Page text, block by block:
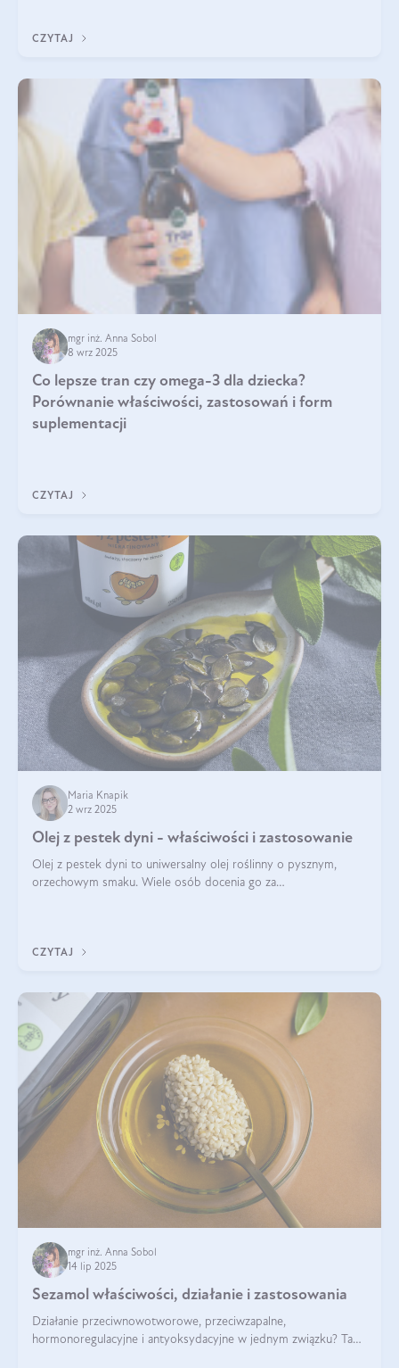
bardziej biodostępny
CZYTAJ
mgr inż. Anna Sobol
8 wrz 2025
Co lepsze tran czy omega-3 dla dziecka?
Porównanie właściwości, zastosowań i form
suplementacji
CZYTAJ
Maria Knapik
2 wrz 2025
Olej z pestek dyni - właściwości i zastosowanie
Olej z pestek dyni to uniwersalny olej roślinny o pysznym,
orzechowym smaku. Wiele osób docenia go za
CZYTAJ
mgr inż. Anna Sobol
14 lip 2025
Sezamol właściwości, działanie i zastosowania
Działanie przeciwnowotworowe, przeciwzapalne,
hormonoregulacyjne i antyoksydacyjne w jednym związku? Tak